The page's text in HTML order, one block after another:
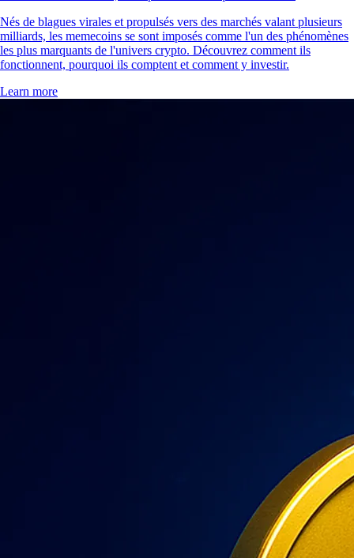
Nés de blagues virales et propulsés vers des marchés valant plusieurs
milliards, les memecoins se sont imposés comme l'un des phénomènes
les plus marquants de l'univers crypto. Découvrez comment ils
fonctionnent, pourquoi ils comptent et comment y investir.
Learn more